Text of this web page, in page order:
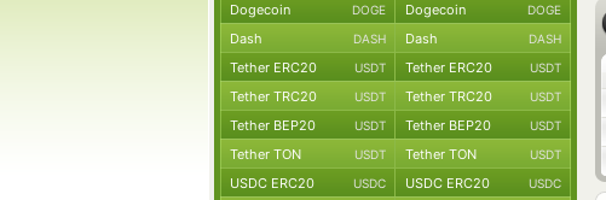
Dogecoin DOGE Dogecoin DOGE
Dash DASH Dash DASH
Tether ERC20 USDT Tether ERC20 USDT
Tether TRC20 USDT Tether TRC20 USDT
Tether BEP20 USDT Tether BEP20 USDT
Tether TON USDT Tether TON USDT
USDC ERC20 USDC USDC ERC20 USDC